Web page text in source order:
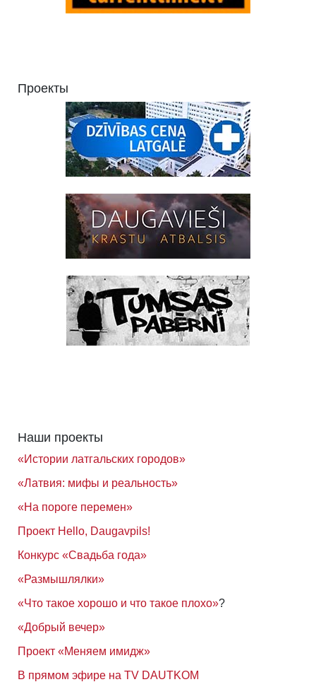
Проекты
Наши проекты
«Истории латгальских городов»
«Латвия: мифы и реальность»
«На пороге перемен»
Проект Hello, Daugavpils!
Конкурс «Свадьба года»
«Размышлялки»
«Что такое хорошо и что такое плохо»?
«Добрый вечер»
Проект «Меняем имидж»
В прямом эфире на TV DAUTKOM